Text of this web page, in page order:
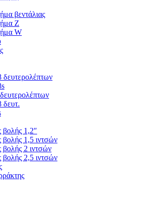
βεντάλιας
Ζ
W
δευτερολέπτων
δευτ.
βολής 1,2″
βολής 1,5 ιντσών
βολής 2 ιντσών
βολής 2,5 ιντσών